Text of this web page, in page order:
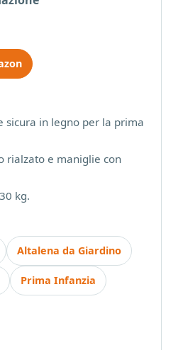
sicura in legno per la prima
rialzato e maniglie con
kg.
Altalena da Giardino
Prima Infanzia